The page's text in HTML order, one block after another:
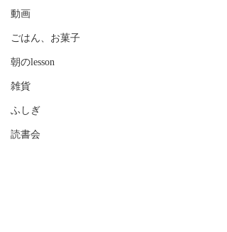
動画
ごはん、お菓子
朝のlesson
雑貨
ふしぎ
読書会